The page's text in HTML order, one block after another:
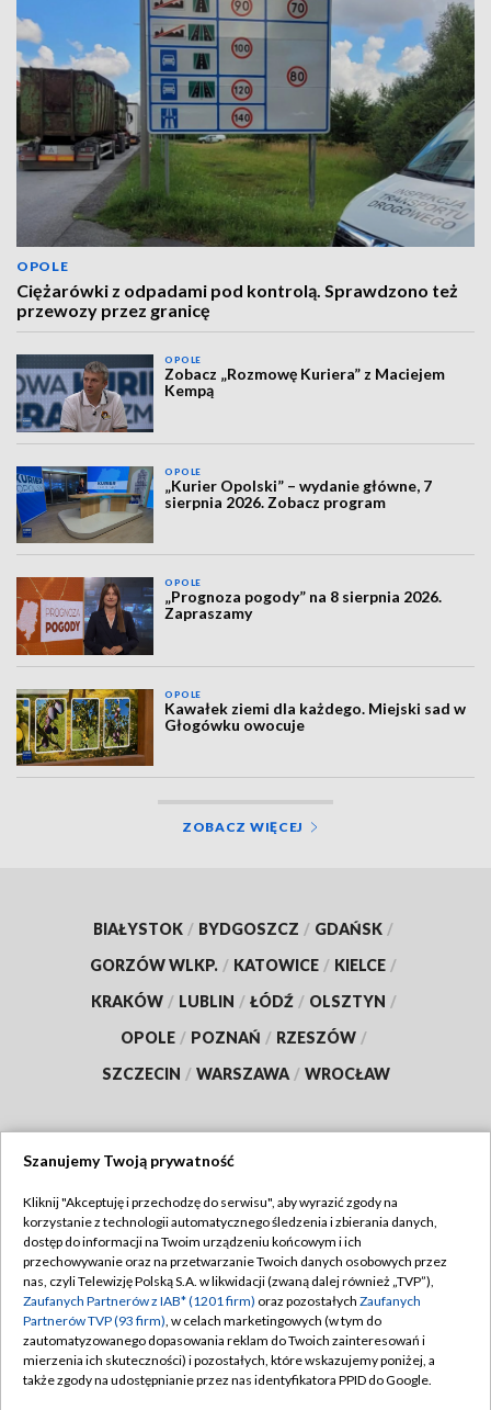
OPOLE
Ciężarówki z odpadami pod kontrolą. Sprawdzono też
przewozy przez granicę
OPOLE
Zobacz „Rozmowę Kuriera” z Maciejem
Kempą
OPOLE
„Kurier Opolski” – wydanie główne, 7
sierpnia 2026. Zobacz program
OPOLE
„Prognoza pogody” na 8 sierpnia 2026.
Zapraszamy
OPOLE
Kawałek ziemi dla każdego. Miejski sad w
Głogówku owocuje
ZOBACZ WIĘCEJ
BIAŁYSTOK / BYDGOSZCZ / GDAŃSK /
GORZÓW WLKP. / KATOWICE / KIELCE /
KRAKÓW / LUBLIN / ŁÓDŹ / OLSZTYN /
OPOLE / POZNAŃ / RZESZÓW /
SZCZECIN / WARSZAWA / WROCŁAW
TVP
Abonament TVP
Emisja w TVP
Centrum informacji TVP
Naziemna Telewizja Cyfrowa
Regulamin TVP
Polityka prywatności
Moje zgody
Pomoc
Szanujemy Twoją prywatność
Kliknij "Akceptuję i przechodzę do serwisu", aby wyrazić zgody na
korzystanie z technologii automatycznego śledzenia i zbierania danych,
dostęp do informacji na Twoim urządzeniu końcowym i ich
przechowywanie oraz na przetwarzanie Twoich danych osobowych przez
nas, czyli Telewizję Polską S.A. w likwidacji (zwaną dalej również „TVP”),
Zaufanych Partnerów z IAB* (1201 firm) oraz pozostałych Zaufanych
Partnerów TVP (93 firm), w celach marketingowych (w tym do
zautomatyzowanego dopasowania reklam do Twoich zainteresowań i
mierzenia ich skuteczności) i pozostałych, które wskazujemy poniżej, a
także zgody na udostępnianie przez nas identyfikatora PPID do Google.